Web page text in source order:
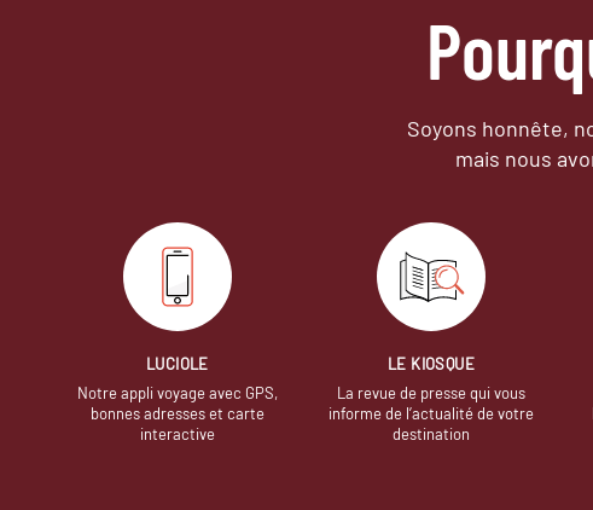
Soyons honnête,
mais nous
LUCIOLE
Notre appli voyage avec GPS,
bonnes adresses et carte
interactive
LE KIOSQUE
La revue de presse qui vous
informe de l’actualité de votre
destination